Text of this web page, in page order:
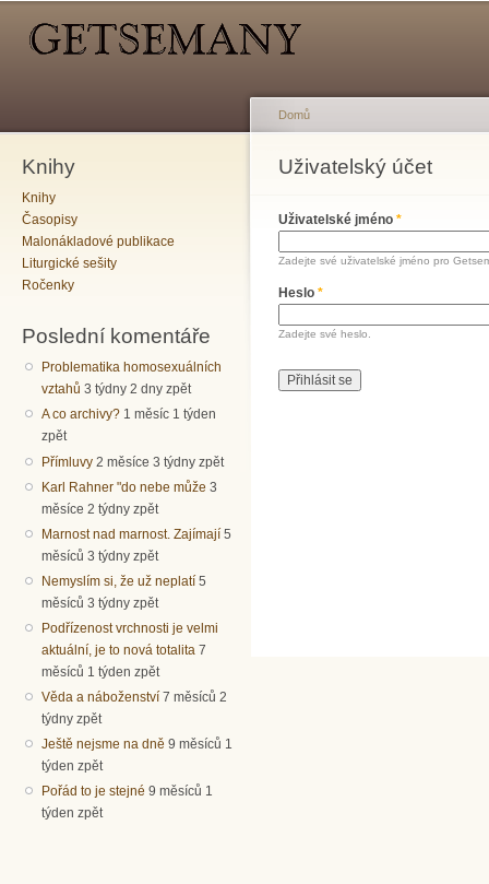
Knihy
Knihy
Časopisy
Malonákladové publikace
Liturgické sešity
Ročenky
Poslední komentáře
Problematika homosexuálních
vztahů 3 týdny 2 dny zpět
A co archivy? 1 měsíc 1 týden
zpět
Přímluvy 2 měsíce 3 týdny zpět
Karl Rahner "do nebe může 3
měsíce 2 týdny zpět
Marnost nad marnost. Zajímají 5
měsíců 3 týdny zpět
Nemyslím si, že už neplatí 5
měsíců 3 týdny zpět
Podřízenost vrchnosti je velmi
aktuální, je to nová totalita 7
měsíců 1 týden zpět
Věda a náboženství 7 měsíců 2
týdny zpět
Ještě nejsme na dně 9 měsíců 1
týden zpět
Pořád to je stejné 9 měsíců 1
týden zpět
Jste zde
Domů
Uživatelský účet
Hlavní záložky
Uživatelské jméno *
Zadejte své uživatelské jméno pro
Heslo *
Zadejte své heslo.